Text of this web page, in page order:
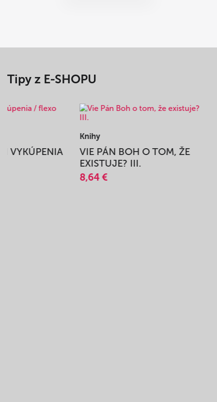
Tipy z E-SHOPU
VYKÚPENIA
Knihy
VIE PÁN BOH O TOM, ŽE
EXISTUJE? III.
8,64 €